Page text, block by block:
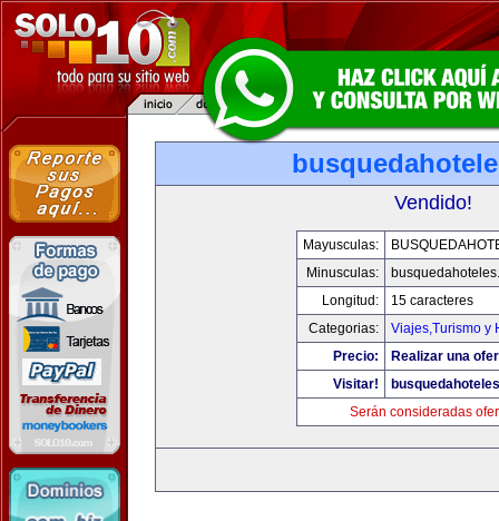
Vendido!
Mayusculas:
Minusculas:
Longitud:
15 caracteres
Categorias:
Viajes,Turismo y
Precio:
Realizar una
Visitar!
Serán consideradas